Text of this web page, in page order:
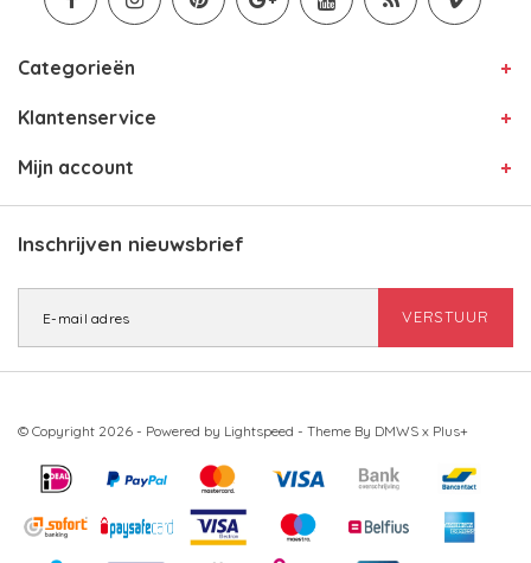
Categorieën
Klantenservice
Mijn account
Inschrijven nieuwsbrief
VERSTUUR
© Copyright 2026 - Powered by Lightspeed - Theme By DMWS x Plus+